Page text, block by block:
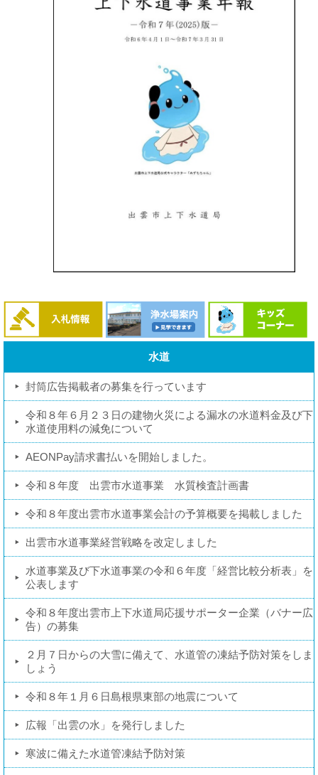
水道
封筒広告掲載者の募集を行っています
令和８年６月２３日の建物火災による漏水の水道料金及び下
水道使用料の減免について
AEONPay請求書払いを開始しました。
令和８年度 出雲市水道事業 水質検査計画書
令和８年度出雲市水道事業会計の予算概要を掲載しました
出雲市水道事業経営戦略を改定しました
水道事業及び下水道事業の令和６年度「経営比較分析表」を
公表します
令和８年度出雲市上下水道局応援サポーター企業（バナー広
告）の募集
２月７日からの大雪に備えて、水道管の凍結予防対策をしま
しょう
令和８年１月６日島根県東部の地震について
広報「出雲の水」を発行しました
寒波に備えた水道管凍結予防対策